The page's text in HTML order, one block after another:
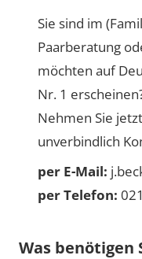
Sie sind im
Paarberatung
möchten auf
Nr. 1
Nehmen Sie
unverbindlich
per E-Mail:
per Telefon:
Was benötigen